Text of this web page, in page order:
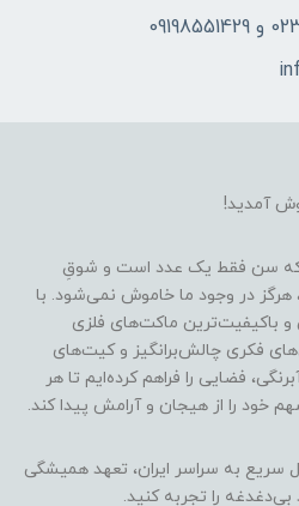
آمدید!
که سن فقط یک عدد است و شوقِ
در وجود ما خاموش نمی‌شود. با
و باکیفیت‌ترین ماکت‌های فلزی
فکری چالش‌برانگیز و کیت‌های
فضایی را فراهم کرده‌ایم تا هر
خود را از هیجان و آرامش پیدا کند.
سریع به سراسر ایران، تعهد همیشگی
را تجربه کنید.